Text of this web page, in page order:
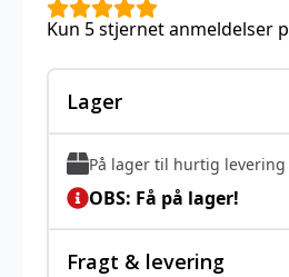
Kun 5 stjernet anmeldelser
Lager
På lager til hurtig levering
OBS: Få på lager!
Fragt & levering